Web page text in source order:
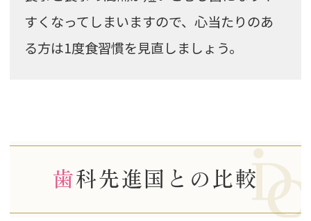
すくなってしまいますので、心当たりのあ
る方は1度食習慣を見直しましょう。
歯科先進国との比較